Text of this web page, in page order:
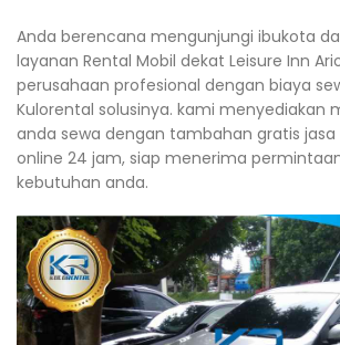
Anda berencana mengunjungi ibukota
layanan Rental Mobil dekat Leisure Inn
perusahaan profesional dengan biaya
Kulorental solusinya. kami menyediakan
anda sewa dengan tambahan gratis jasa
online 24 jam, siap menerima
kebutuhan anda.